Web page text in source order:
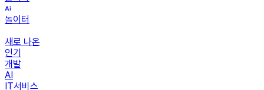
놀이터
새로 나온
인기
개발
AI
IT서비스